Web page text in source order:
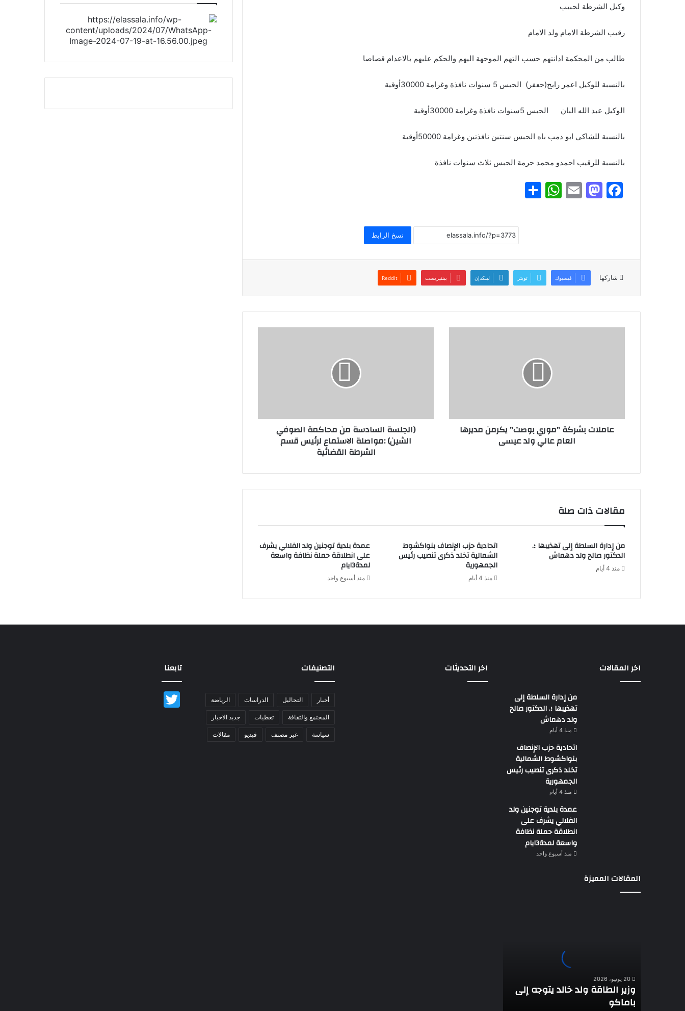
وكيل الشرطة لحبيب
رقيب الشرطة الامام ولد الامام
طالب من المحكمة ادانتهم حسب التهم الموجهة اليهم والحكم عليهم بالاعدام قصاصا
بالنسبة للوكيل اعمر رابح(جعفر) الحبس 5 سنوات نافذة وغرامة 30000أوقية
الوكيل عبد الله البان الحبس 5سنوات نافذة وغرامة 30000أوقية
بالنسبة للشاكي ابو دمب باه الحبس سنتين نافذتين وغرامة 50000أوقية
بالنسبة للرقيب احمدو محمد حرمة الحبس ثلاث سنوات نافذة
F
b
o
o
M
d
o
n
E
W
A
p
p
ar
e
نسخ الرابط
شاركها فيسبوك تويتر لينكدإن بينتيريست
عاملات بشركة "موري بوصت" يكرمن مديرها
العام عالي ولد عيسى
(الجلسة السادسة من محاكمة الصوفي
الشين) :مواصلة الاستماع لرئيس قسم
الشرطة القضائية
مقالات ذات صلة
من إدارة السلطة إلى تهذيبها ؛.
الدكتور صالح ولد دهماش
منذ 4 أيام
اتحادية حزب الإنصاف بنواكشوط
الشمالية تخلد ذكرى تنصيب رئيس
الجمهورية
منذ 4 أيام
عمدة بلدية توجنين ولد الفلالي يشرف
على انطلاقة حملة نظافة واسعة
لمدة3ايام
منذ أسبوع واحد
اخر المقالات
من إدارة السلطة إلى
تهذيبها ؛. الدكتور صالح
ولد دهماش
منذ 4 أيام
اتحادية حزب الإنصاف
بنواكشوط الشمالية
تخلد ذكرى تنصيب رئيس
الجمهورية
منذ 4 أيام
عمدة بلدية توجنين ولد
الفلالي يشرف على
انطلاقة حملة نظافة
واسعة لمدة3ايام
منذ أسبوع واحد
المقالات المميزة
20 يونيو، 2026
وزير الطاقة ولد خالد يتوجه إلى
باماكو
اخر التحديثات التصنيفات
أخبار التحاليل الدراسات الرياضة
المجتمع والثقافة تغطيات جديد الاخبار
سياسة غير مصنف فيديو مقالات
تابعنا